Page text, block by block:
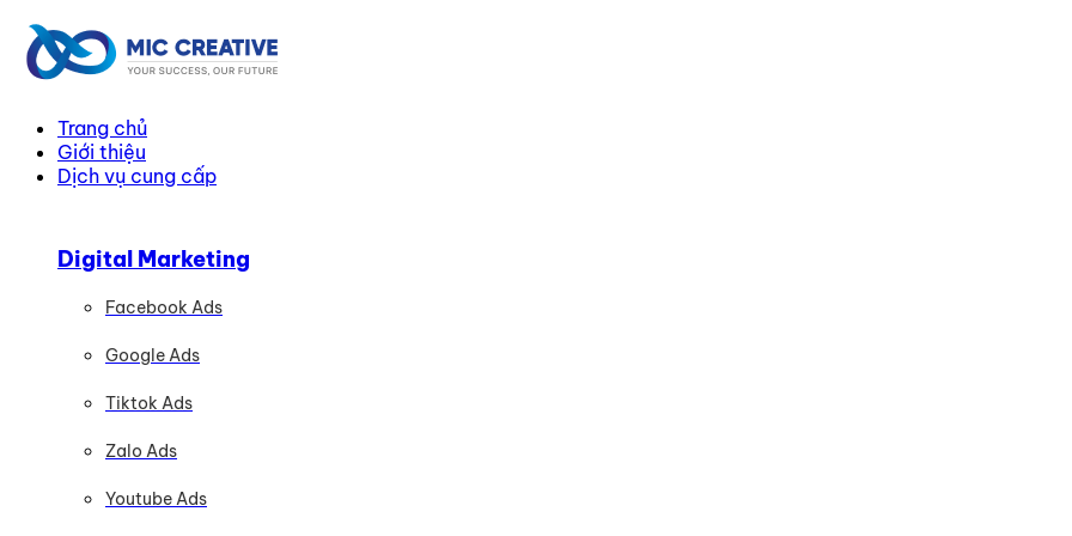
Trang chủ
Giới thiệu
Dịch vụ cung cấp
Digital Marketing
Facebook Ads
Google Ads
Tiktok Ads
Zalo Ads
Youtube Ads